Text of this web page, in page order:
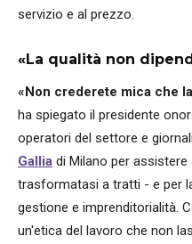
servizio e al prezzo.
«La qualità non
«Non crederete mica che
ha spiegato il presidente
operatori del settore e
Gallia di Milano per
trasformatasi a tratti - e per
gestione e imprenditorialità.
un'etica del lavoro che non